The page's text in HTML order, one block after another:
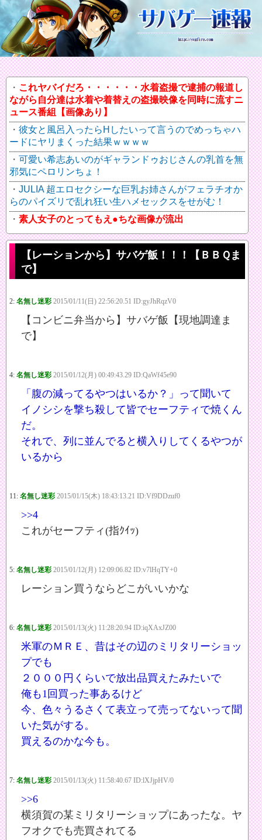
これヤバイだろ・・・・・・水着盗撮で逮捕の報道し
ながら自分達は水着や着替えの盗撮映像を同時に流すニ
ュース番組【画像あり】
彼女と風呂入ったらHしたいって言うのでめっちゃハ
ードにヤリまくった結果ｗｗｗｗ
可愛い希志あいのがギャランドゥおじさんの乳首を無
邪気にペロリンちょ！
JULIA 超エロセクシーな巨乳お姉さんがフェラチオか
らのパイズリで乱れ狂い生ハメセックスをせがむ！
素人女子のとってもえ●ちな画像が流出
【レーションから】サバゲ飯！！！【ＢＢＱま
で】
2: 名無し迷彩 2015/01/11(日) 22:56:20.51 ID:gyJhRqzV0
【コンビニ弁当から】サバゲ飯【現地調達ま
で】
4: 名無し迷彩 2015/01/12(月) 00:49:43.29 ID:QaWf45e90
「腹の減ってるやつはいるか？」って聞いて
イノシシを撃ち殺して皆でセーフティで焼くん
だ。
それで、列に並んでると横入りしてくるやつが
いるから
11: 名無し迷彩 2015/01/15(木) 18:43:13.21 ID:Vf9DDzuf0
>>4
これがセーフティ(指ｸｲｯ)
5: 名無し迷彩 2015/01/12(月) 12:09:06.82 ID:v7lHqTY+0
レーション買うならどこがいいかな
6: 名無し迷彩 2015/01/13(火) 11:28:20.94 ID:iqXAxJZ00
米軍のＭＲＥ、昔はその辺のミリタリーショッ
プでも
２０００円くらいで放出品買えたみたいで
俺も1回買った事あるけど
今、色々うるさくて表立って売ってないって聞
いた気がする。
買えるのかな今も。
7: 名無し迷彩 2015/01/13(火) 11:58:40.67 ID:lXJjpHV/0
>>6
横須賀の某ミリタリーショップにあったな。ヤ
フオクでも売買されてる